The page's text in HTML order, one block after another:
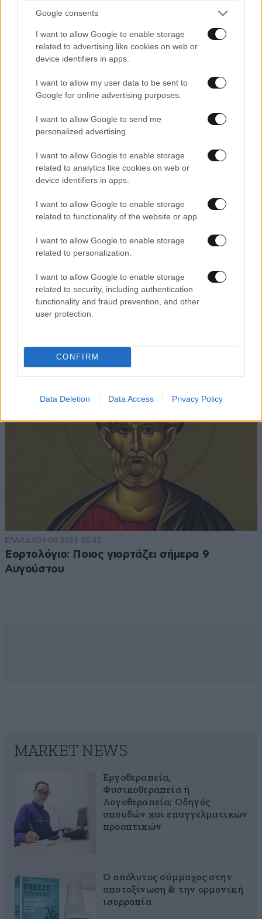
Google consents
I want to allow Google to enable storage
related to advertising like cookies on web or
device identifiers in apps.
I want to allow my user data to be sent to
Google for online advertising purposes.
I want to allow Google to send me
personalized advertising.
I want to allow Google to enable storage
related to analytics like cookies on web or
device identifiers in apps.
I want to allow Google to enable storage
related to functionality of the website or app.
I want to allow Google to enable storage
related to personalization.
I want to allow Google to enable storage
related to security, including authentication
functionality and fraud prevention, and other
user protection.
CONFIRM
Data Deletion Data Access Privacy Policy
09·08·2026 01:24
Αναστασία Ισαάκ: «Πριν καν γεννηθώ, μου
συγκίνησης στο Παραλίμνι Κύπρου
ΕΛΛΑΔΑ2 ω. πριν
Πώς έγινε το τροχαίο στη Λεωφόρο Σουνίου –
Ο κρίσιμος ελιγμός του οδηγού – Παρεμένουν
ΔΙΑΣ
ΕΛΛΑΔΑ09·08·2026 05:45
Εορτολόγιο: Ποιος γιορτάζει σήμερα 9
Αυγούστου
MARKET NEWS
Εργοθεραπεία,
Φυσικοθεραπεία ή
Λογοθεραπεία; Οδηγός
σπουδών και επαγγελματικών
προοπτικών
Ο απόλυτος σύμμαχος στην
αποτοξίνωση & την ορμονική
ισορροπία